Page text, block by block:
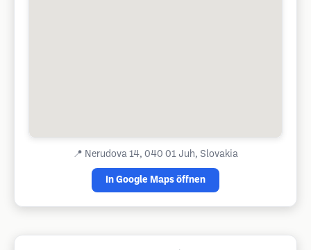
📍 Nerudova 14, 040 01 Juh, Slovakia
In Google Maps öffnen